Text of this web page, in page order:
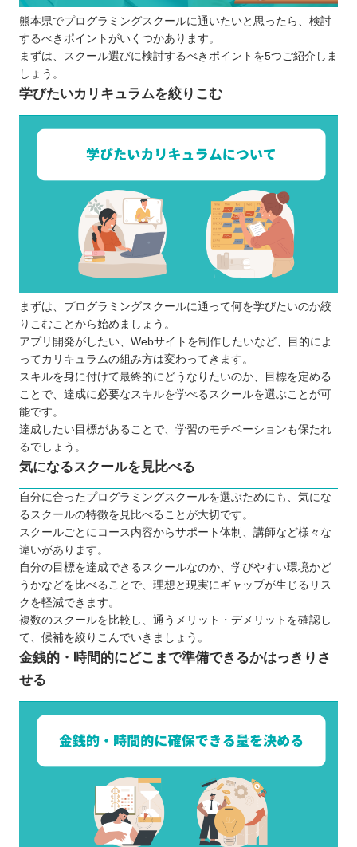
仕事に役立つ知識・スキルを学べる
転職や就職がしやすくなる
プログラミングスクールに通う3つのデメリット
カリキュラムによって言語が決まっている
費用面を負担に感じてしまう場合がある
どんなプログラミング言語を学ぶのが良いのか
子ども向けと大人向けにプログラミングスクールに
違いはあるか
お得にプログラミングスクールに通える制度
プログラミングスクールで挫折しないために
【熊本】大人向けのおすすめプログラミングスクー
ル7選
TECH I.S.（テックアイエス）
パソコン教室アビバ
SAMURAI ENGINEER（侍エンジニア）
デジハリ・オンラインスクール
DMM WEBCAMP
CodeCamp（コードキャンプ）
【熊本】子ども向けのおすすめプログラミングス
クール3選
カメレオンキッズ
デジタネ
自分にあったスクールを選ぼう
熊本県でプログラミングスクールに通いたいと思ったら、検討
するべきポイントがいくつかあります。
まずは、スクール選びに検討するべきポイントを5つご紹介しま
しょう。
学びたいカリキュラムを絞りこむ
まずは、プログラミングスクールに通って何を学びたいのか絞
りこむことから始めましょう。
アプリ開発がしたい、Webサイトを制作したいなど、目的によ
ってカリキュラムの組み方は変わってきます。
スキルを身に付けて最終的にどうなりたいのか、目標を定める
ことで、達成に必要なスキルを学べるスクールを選ぶことが可
能です。
達成したい目標があることで、学習のモチベーションも保たれ
るでしょう。
気になるスクールを見比べる
自分に合ったプログラミングスクールを選ぶためにも、気にな
るスクールの特徴を見比べることが大切です。
スクールごとにコース内容からサポート体制、講師など様々な
違いがあります。
自分の目標を達成できるスクールなのか、学びやすい環境かど
うかなどを比べることで、理想と現実にギャップが生じるリス
クを軽減できます。
複数のスクールを比較し、通うメリット・デメリットを確認し
て、候補を絞りこんでいきましょう。
金銭的・時間的にどこまで準備できるかはっきりさ
せる